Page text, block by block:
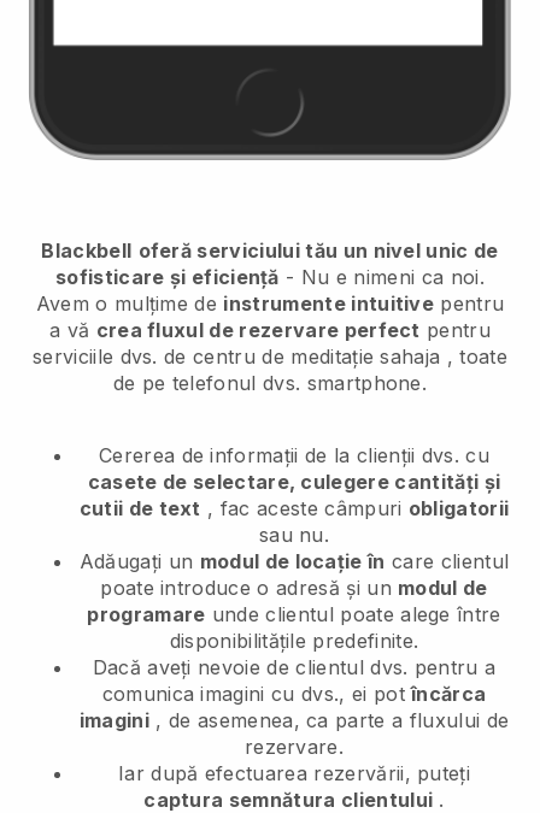
Blackbell oferă serviciului tău un nivel unic de
sofisticare și eficiență - Nu e nimeni ca noi.
Avem o mulțime de instrumente intuitive pentru
a vă crea fluxul de rezervare perfect pentru
serviciile dvs. de centru de meditație sahaja , toate
de pe telefonul dvs. smartphone.
Cererea de informații de la clienții dvs. cu
casete de selectare, culegere cantități și
cutii de text , fac aceste câmpuri obligatorii
sau nu.
Adăugați un modul de locație în care clientul
poate introduce o adresă și un modul de
programare unde clientul poate alege între
disponibilitățile predefinite.
Dacă aveți nevoie de clientul dvs. pentru a
comunica imagini cu dvs., ei potîncărca
imagini , de asemenea, ca parte a fluxului de
rezervare.
Iar după efectuarea rezervării, puteți
captura semnătura clientului .